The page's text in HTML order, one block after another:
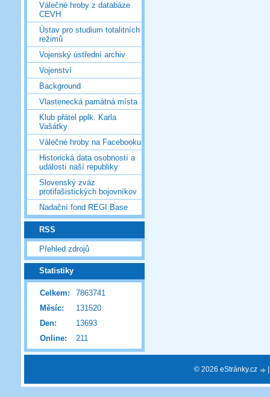
Válečné hroby z databáze
CEVH
Ústav pro studium totalitních
režimů
Vojenský ústřední archiv
Vojenství
Background
Vlastenecká památná místa
Klub přátel pplk. Karla
Vašátky
Válečné hroby na Facebooku
Historická data osobností a
událostí naší republiky
Slovenský zväz
protifašistických bojovníkov
Nadační fond REGI Base
RSS
Přehled zdrojů
Statistiky
Online: 211
Celkem:
7863741
Měsíc:
131520
Den:
13693
© 2026 eStránky.cz